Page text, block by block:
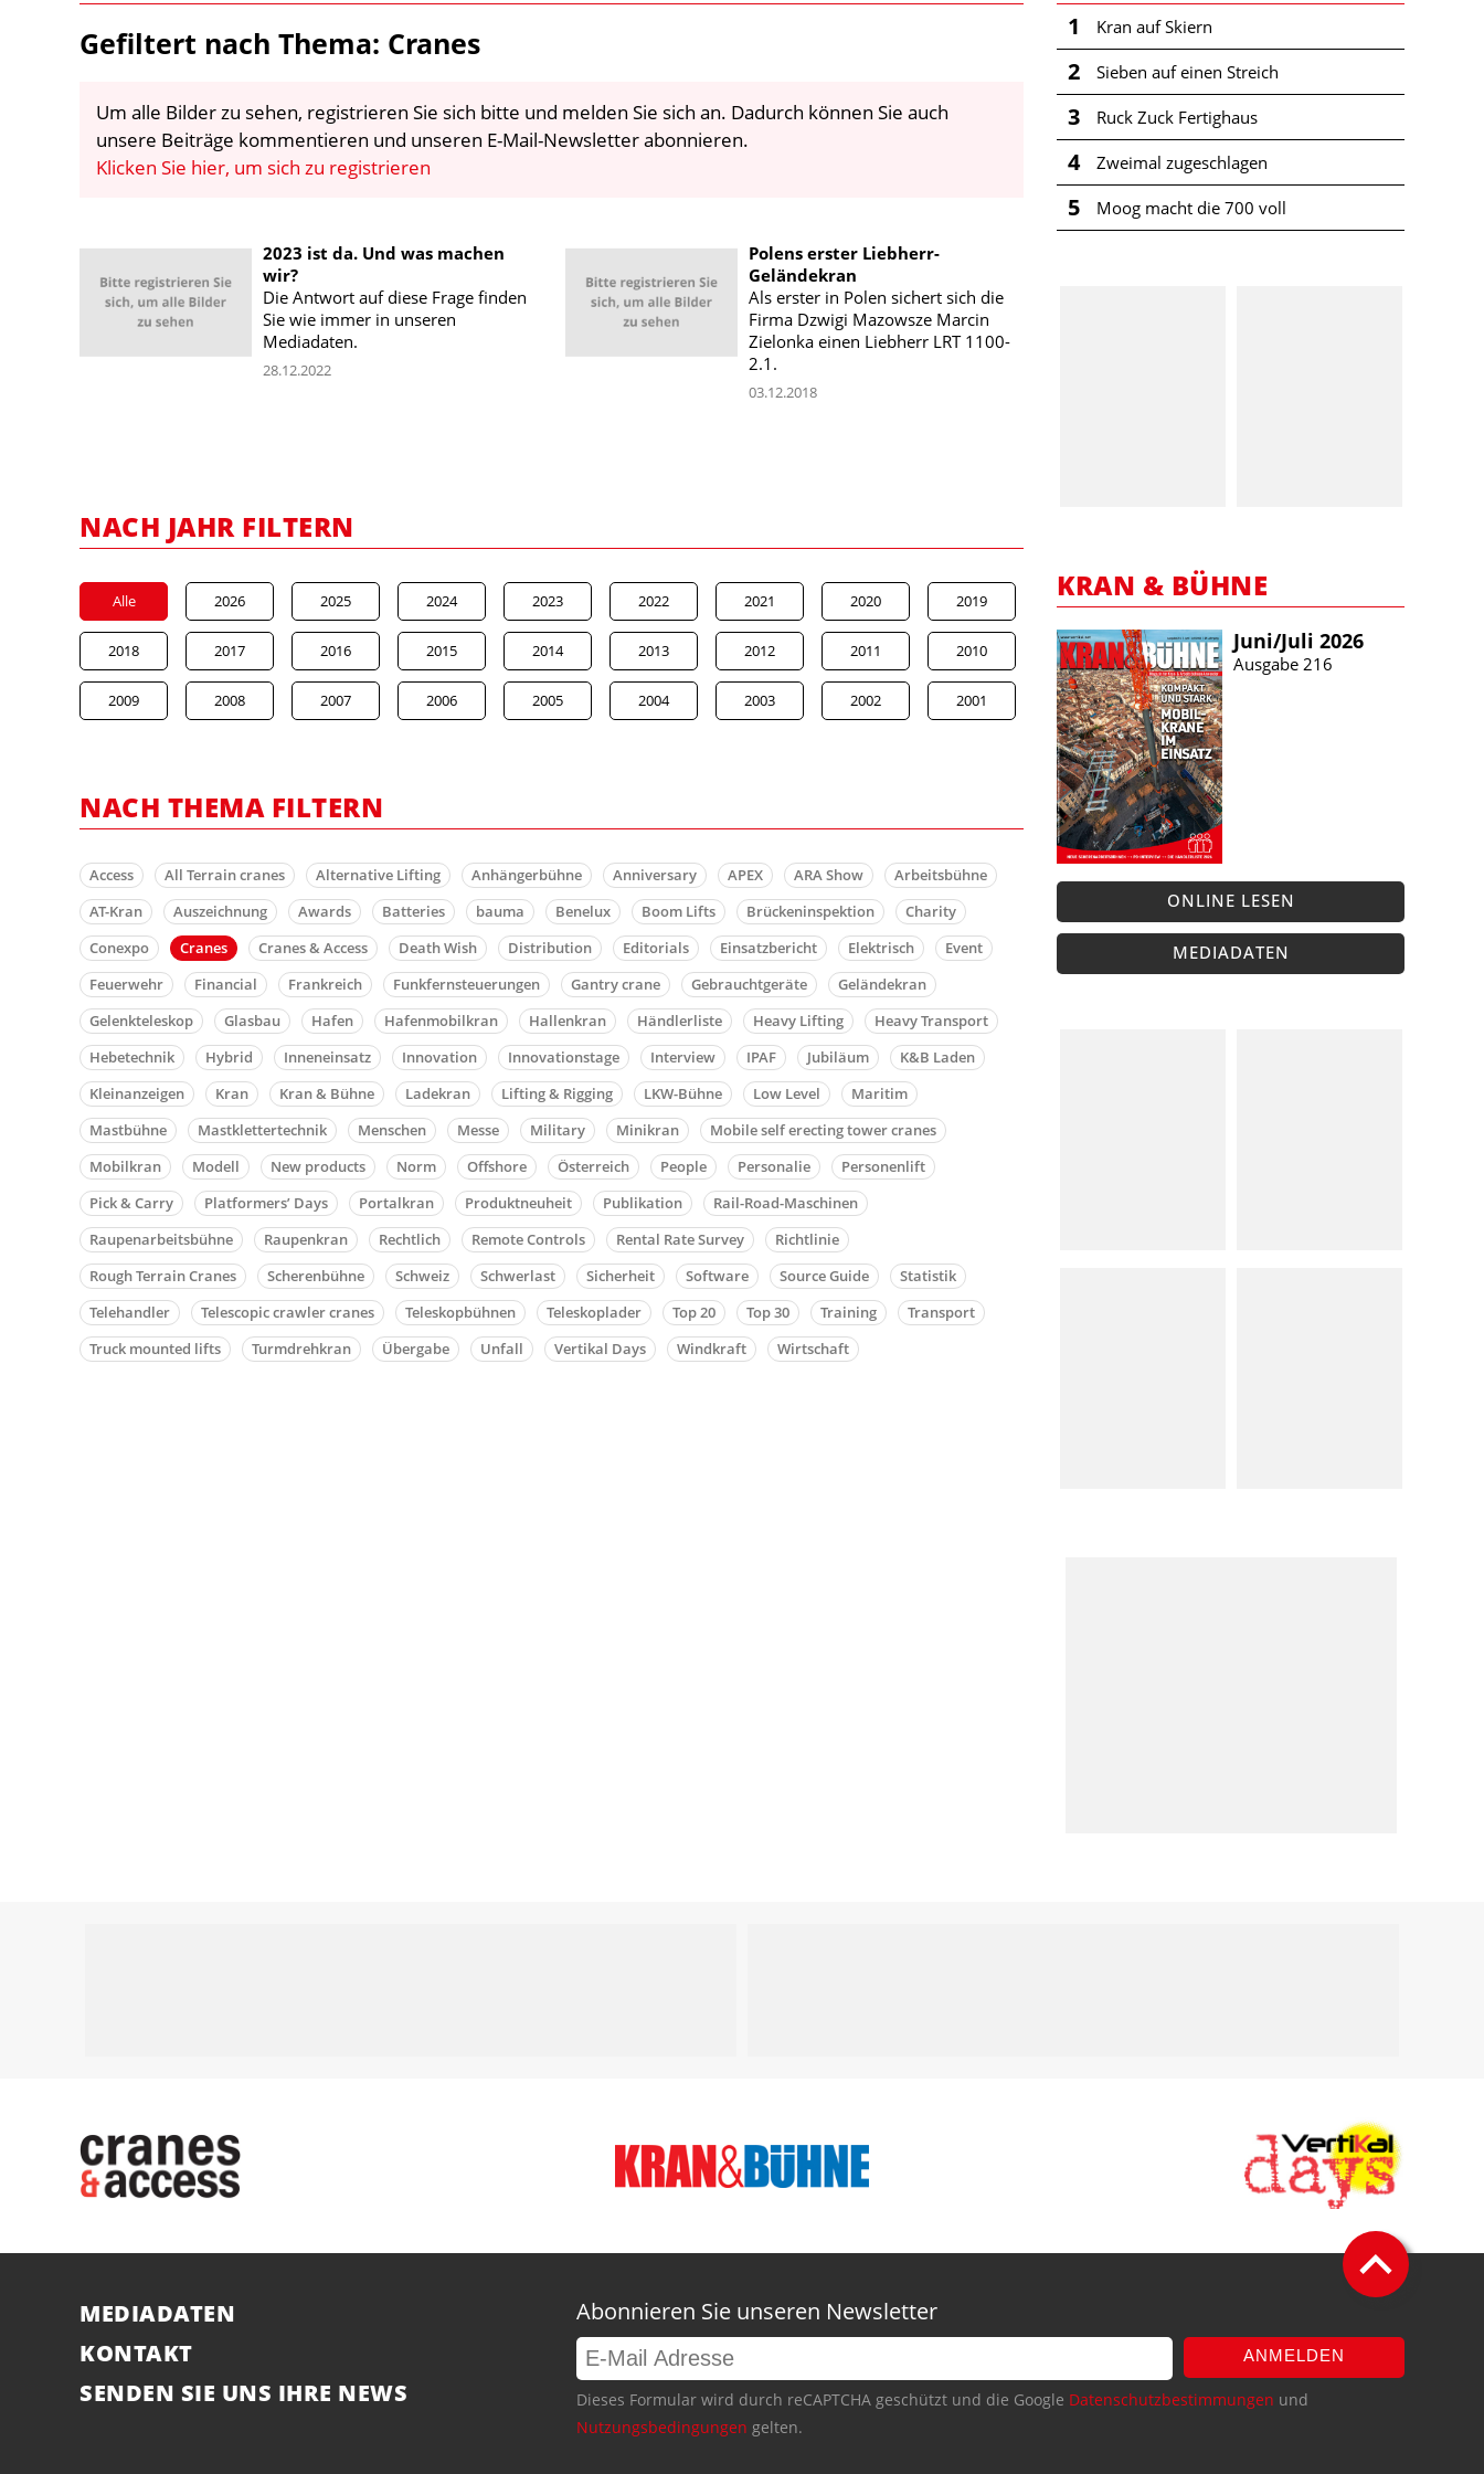
Gefiltert nach Thema: Cranes
Um alle Bilder zu sehen, registrieren Sie sich bitte und melden Sie sich an. Dadurch können Sie auch
unsere Beiträge kommentieren und unseren E-Mail-Newsletter abonnieren.
Klicken Sie hier, um sich zu registrieren
2023 ist da. Und was machen
wir?
Die Antwort auf diese Frage finden
Sie wie immer in unseren
Mediadaten.
28.12.2022
Polens erster Liebherr-
Geländekran
Als erster in Polen sichert sich die
Firma Dzwigi Mazowsze Marcin
Zielonka einen Liebherr LRT 1100-
2.1.
03.12.2018
NACH JAHR FILTERN
Alle 2026 2025 2024 2023 2022 2021 2020 2019
2018 2017 2016 2015 2014 2013 2012 2011 2010
2009 2008 2007 2006 2005 2004 2003 2002 2001
NACH THEMA FILTERN
Access All Terrain cranes Alternative Lifting Anhängerbühne Anniversary APEX ARA Show
Arbeitsbühne
AT-Kran
Auszeichnung Awards Batteries bauma Benelux Boom Lifts Brückeninspektion
Charity
Conexpo
Cranes Cranes & Access Death Wish Distribution Editorials Einsatzbericht Elektrisch
Event
Feuerwehr
Financial Frankreich Funkfernsteuerungen Gantry crane Gebrauchtgeräte
Geländekran
Gelenkteleskop
Glasbau Hafen Hafenmobilkran Hallenkran Händlerliste Heavy Lifting
Heavy Transport
Hebetechnik
Hybrid Inneneinsatz Innovation Innovationstage Interview IPAF Jubiläum
K&B Laden
Kleinanzeigen
Kran Kran & Bühne Ladekran Lifting & Rigging LKW-Bühne Low Level
Maritim
Mastbühne
Mastklettertechnik Menschen Messe Military Minikran
Mobile self erecting tower cranes
Mobilkran
Modell New products Norm Offshore Österreich People Personalie
Personenlift
Pick & Carry
Platformers’ Days Portalkran Produktneuheit Publikation
Rail-Road-Maschinen
Raupenarbeitsbühne
Raupenkran Rechtlich Remote Controls Rental Rate Survey
Richtlinie
Rough Terrain Cranes
Scherenbühne Schweiz Schwerlast Sicherheit Software Source Guide
Statistik
Telehandler
Telescopic crawler cranes Teleskopbühnen Teleskoplader Top 20 Top 30 Training
Transport
Truck mounted lifts
Turmdrehkran Übergabe Unfall Vertikal Days Windkraft Wirtschaft
1 Kran auf Skiern
2 Sieben auf einen Streich
3 Ruck Zuck Fertighaus
4 Zweimal zugeschlagen
5 Moog macht die 700 voll
KRAN & BÜHNE
Juni/​Juli 2026
Ausgabe 216
ONLINE LESEN
MEDIADATEN
MEDIADATEN
KONTAKT
SENDEN SIE UNS IHRE NEWS
Abonnieren Sie unseren Newsletter
ANMELDEN
Dieses Formular wird durch reCAPTCHA geschützt und die Google Datenschutzbestimmungen und
Nutzungsbedingungen gelten.